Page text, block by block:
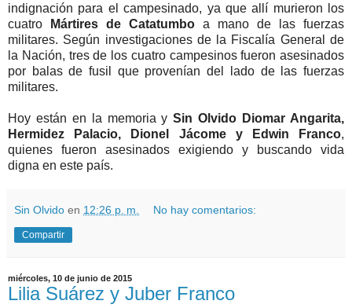
indignación para el campesinado, ya que allí murieron los
cuatro
Mártires de Catatumbo a mano de las fuerzas
militares. Según investigaciones de la Fiscalía General de
la Nación, tres de los cuatro campesinos fueron asesinados
por balas de fusil que provenían del lado de las fuerzas
militares.
Hoy están en la memoria ySin Olvido Diomar Angarita,
Hermidez Palacio, Dionel Jácome y Edwin Franco,
quienes fueron asesinados exigiendo y buscando vida
digna en este país.
Sin Olvido en 12:26 p. m. No hay comentarios:
Compartir
miércoles, 10 de junio de 2015
Lilia Suárez y Juber Franco